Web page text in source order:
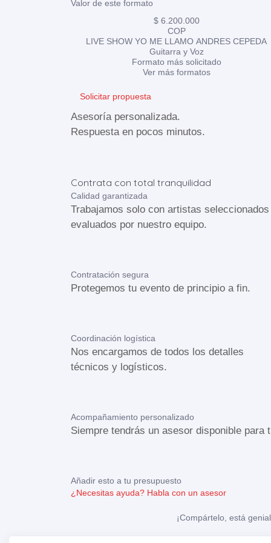
Valor de este formato
$ 6.200.000
COP
LIVE SHOW YO ME LLAMO ANDRES CEPEDA
Guitarra y Voz
Formato más solicitado
Ver más formatos
Solicitar propuesta
Asesoría personalizada.
Respuesta en pocos minutos.
Contrata con total tranquilidad
Calidad garantizada
Trabajamos solo con artistas
evaluados por nuestro equipo.
Contratación segura
Protegemos tu evento de principio a fin.
Coordinación logística
Nos encargamos de todos los detalles
técnicos y logísticos.
Acompañamiento personalizado
Siempre tendrás un asesor disponible para
Añadir esto a tu presupuesto
¿Necesitas ayuda? Habla con un asesor
¡Compártelo, está